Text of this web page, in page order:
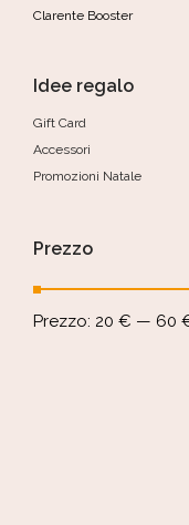
Clarente Booster
Idee regalo
Gift Card
Accessori
Promozioni Natale
Prezzo
Prezzo: 20 € — 60